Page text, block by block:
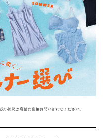
い状況は店舗に直接お問い合わせください。